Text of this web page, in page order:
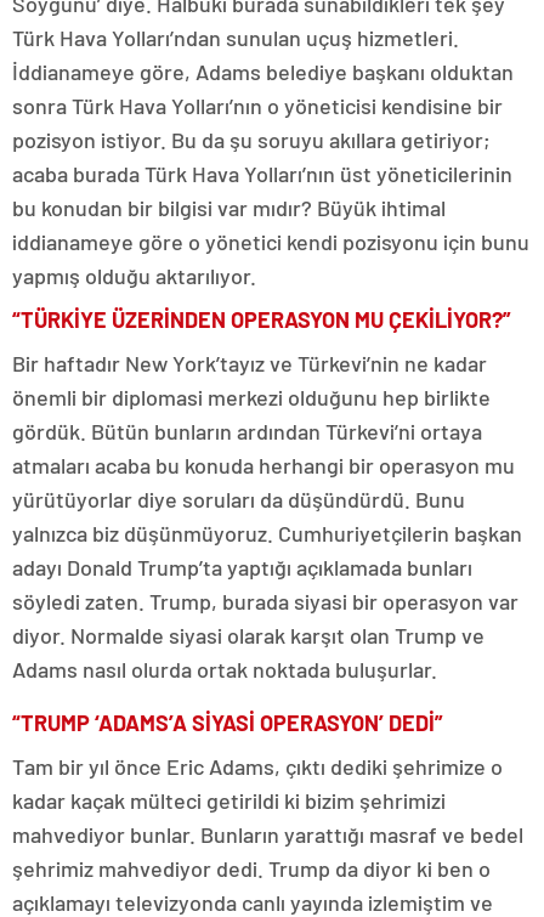
Türk Hava Yolları’ndan sunulan uçuş hizmetleri.
İddianameye göre, Adams belediye başkanı olduktan
sonra Türk Hava Yolları’nın o yöneticisi kendisine bir
pozisyon istiyor. Bu da şu soruyu akıllara getiriyor;
acaba burada Türk Hava Yolları’nın üst yöneticilerinin
bu konudan bir bilgisi var mıdır? Büyük ihtimal
iddianameye göre o yönetici kendi pozisyonu için bunu
yapmış olduğu aktarılıyor.
“TÜRKİYE ÜZERİNDEN OPERASYON MU ÇEKİLİYOR?”
Bir haftadır New York’tayız ve Türkevi’nin ne kadar
önemli bir diplomasi merkezi olduğunu hep birlikte
gördük. Bütün bunların ardından Türkevi’ni ortaya
atmaları acaba bu konuda herhangi bir operasyon mu
yürütüyorlar diye soruları da düşündürdü. Bunu
yalnızca biz düşünmüyoruz. Cumhuriyetçilerin başkan
adayı Donald Trump’ta yaptığı açıklamada bunları
söyledi zaten. Trump, burada siyasi bir operasyon var
diyor. Normalde siyasi olarak karşıt olan Trump ve
Adams nasıl olurda ortak noktada buluşurlar.
“TRUMP ‘ADAMS’A SİYASİ OPERASYON’ DEDİ”
Tam bir yıl önce Eric Adams, çıktı dediki şehrimize o
kadar kaçak mülteci getirildi ki bizim şehrimizi
mahvediyor bunlar. Bunların yarattığı masraf ve bedel
şehrimiz mahvediyor dedi. Trump da diyor ki ben o
açıklamayı televizyonda canlı yayında izlemiştim ve